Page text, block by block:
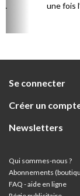
une fois
Se connecter
Créer un
Newsletters
Qui sommes-nous ?
Abonnements
FAQ - aide en ligne